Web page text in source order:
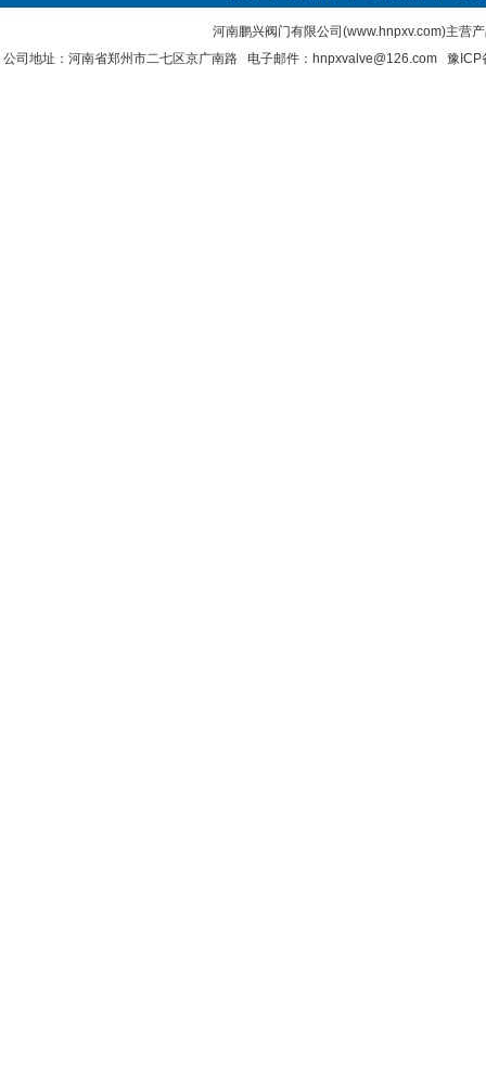
河南鹏兴阀门有限公司(www.hnpxv.com)主营
公司地址：河南省郑州市二七区京广南路 电子邮件：hnpxvalve@126.com 豫ICP